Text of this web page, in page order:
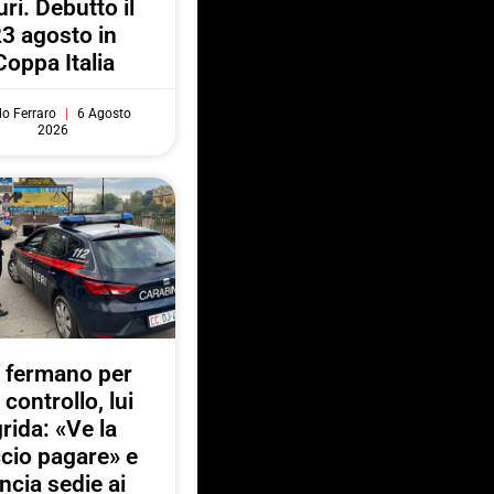
Debutto il
agosto in
Italia
Ferraro
6 Agosto
2026
fermano per
controllo, lui
«Ve la
pagare» e
sedie ai